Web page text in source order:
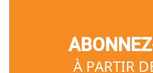
À PARTIR